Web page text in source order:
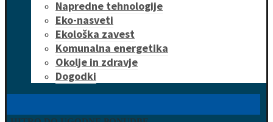
Napredne tehnologije
Eko-nasveti
Ekološka zavest
Komunalna energetika
Okolje in zdravje
Dogodki